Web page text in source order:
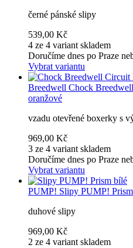
černé pánské slipy
539,00 Kč
4 ze 4 variant skladem
Doručíme dnes po Praze
Vybrat variantu
Breedwell Chock
oranžové
vzadu otevřené boxerky s
969,00 Kč
3 ze 4 variant skladem
Doručíme dnes po Praze
Vybrat variantu
PUMP! Slipy PUMP!
duhové slipy
969,00 Kč
2 ze 4 variant skladem